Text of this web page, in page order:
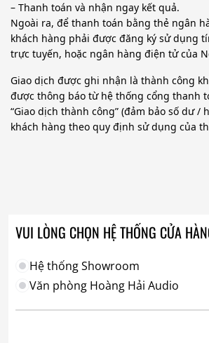
– Thanh toán và nhận ngay kết quả.
Ngoài ra, để thanh toán bằng thẻ ngân
khách hàng phải được đăng ký sử dụng
trực tuyến, hoặc ngân hàng điện tử của
Giao dịch được ghi nhận là thành công
được thông báo từ hệ thống cổng thanh
“Giao dịch thành công” (đảm bảo số dư /
khách hàng theo quy định sử dụng của
VUI LÒNG CHỌN HỆ THỐNG CỬA
Hệ thống Showroom
Văn phòng Hoàng Hải Audio